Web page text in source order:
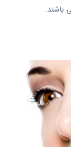
باشند.